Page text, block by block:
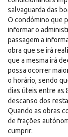
salvaguarda das
O condómino que
informar o
passagem a
obra que se irá
que a mesma irá
possa ocorrer
o horário, sendo
dias úteis entre as
descanso dos
Quando as obras
de frações
cumprir: